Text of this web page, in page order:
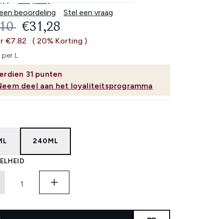
Lees
128
beoordelingen.
Dezelfde
paginalink.
beoordeling
Stel een vraag
31 punten
deel aan het loyaliteitsprogramma
RETAIL PRICE:
HUIDIGE PRIJS:
€31,28
€7.82 ( 20% Korting )
per L
240ML